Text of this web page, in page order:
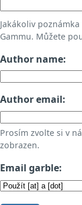
Jakákoliv
Gammu. Můžete
Author name:
Author email:
Prosím zvolte si v
zobrazen.
Email garble: